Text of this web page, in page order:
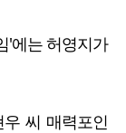
'에는 허영지가
우 씨 매력포인